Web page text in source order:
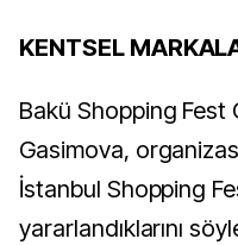
KENTSEL
Bakü Shopping Fest
Gasimova,
İstanbul Shopping
yararlandıklarını